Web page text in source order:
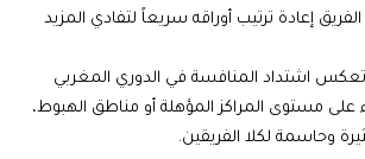
إعادة ترتيب أوراقه سريعاً لتفادي المزيد
تعكس اشتداد المنافسة في الدوري المغربي
على مستوى المراكز المؤهلة أو مناطق الهبوط،
وحاسمة لكلا الفريقين.